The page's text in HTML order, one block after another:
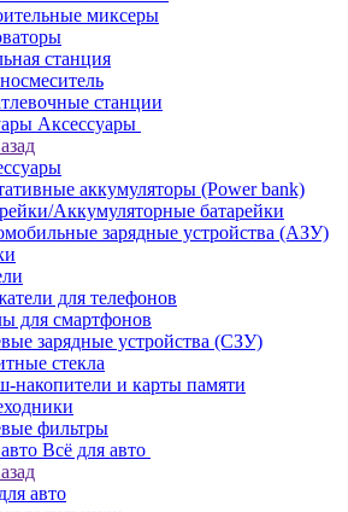
миксеры
станция
станции
Аксессуары
аккумуляторы (Power bank)
Аккумуляторные батарейки
зарядные устройства (АЗУ)
для телефонов
для смартфонов
зарядные устройства (СЗУ)
стекла
накопители и карты памяти
фильтры
Всё для авто
авто